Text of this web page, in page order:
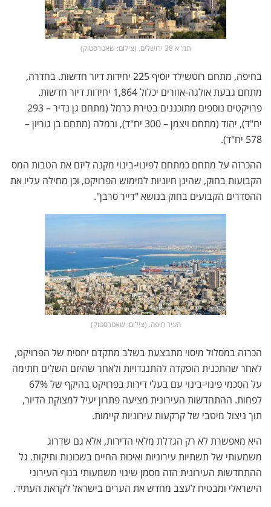
תמ"א 38 ירושלים. (צילום: שאטרסטוק)
בחיפה, מתחם רוטשילד יוסיף 225 יחידות דיור חדשות. בחדרה,
מתחם גבעת אולגה-אזורים יכלול 1,864 יחידות דיור חדשות.
פרויקטים נוספים מתוכננים בטירת כרמל (מתחם גן נדיר – 293
יח"ד), יהוד (מתחם ויצמן – 300 יח"ד), ורמלה (מתחם בן גוריון –
578 יח"ד).
ההכרזה על מתחם כמתחם לפינוי-בינוי מקנה ליזם את הטבות המס
הקבועות בחוק, שהינן חיוניות למימוש הפרויקט, וכן מחילה עליו את
ההסדרים הקבועים בחוק בנושא "דייר סרבן".
העיר חיפה. (צילום: שאטרסטוק)
הכרזה במסלול מיסוי מתבצעת בשלב מתקדם יחסית של הפרויקט,
לאחר שהתכנית הופקדה להתנגדויות ולאחר שהיזם השלים חתימה
על הסכמי פינוי-בינוי עם בעלי דירות בפרויקט בהיקף של 67%
לפחות. ההתחדשות העירונית מציעה פתרון יעיל למצוקת הדיור,
תוך ניצול מיטבי של קרקעות עירוניות קיימות.
היא מאפשרת לא רק הגדלת מלאי הדירות, אלא גם שדרוג
משמעותי של תשתיות עירוניות ואיכות החיים בשכונות ותיקות. גל
ההתחדשות העירונית הזה מסמן שינוי משמעותי בנוף העירוני
הישראלי ומבטיח לעצב מחדש את הערים בישראל לקראת העתיד.